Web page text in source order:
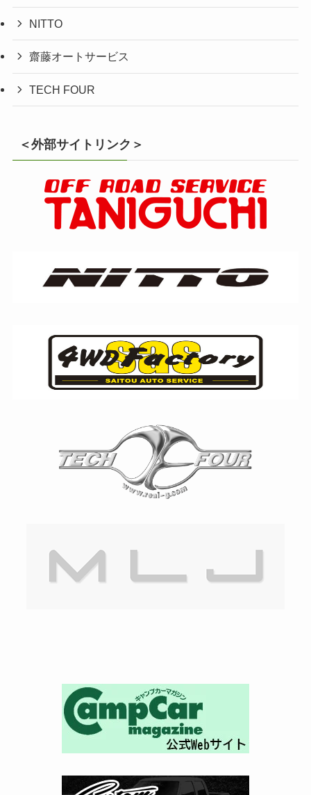
NITTO
齋藤オートサービス
TECH FOUR
＜外部サイトリンク＞